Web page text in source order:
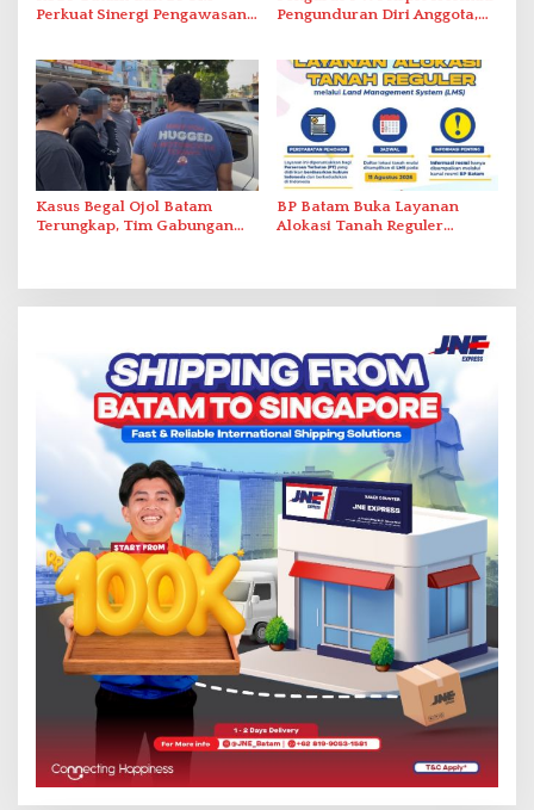
Perkuat Sinergi Pengawasan
Pengunduran Diri Anggota,
Kasus Begal Ojol Batam
Terungkap, Tim Gabungan
BP Batam Buka Layanan
Alokasi Tanah Reguler